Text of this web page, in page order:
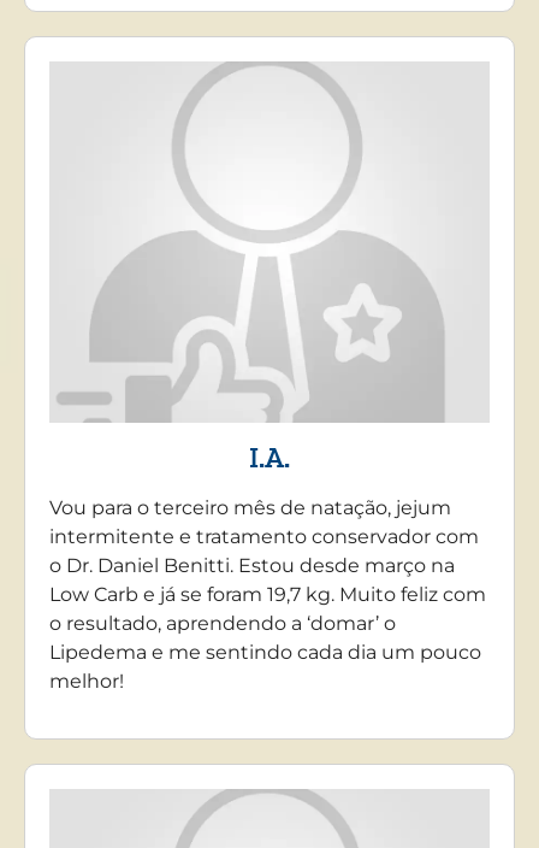
I.A.
Vou para o terceiro mês de natação, jejum
intermitente e tratamento conservador com
o Dr. Daniel Benitti. Estou desde março na
Low Carb e já se foram 19,7 kg. Muito feliz com
o resultado, aprendendo a ‘domar’ o
Lipedema e me sentindo cada dia um pouco
melhor!